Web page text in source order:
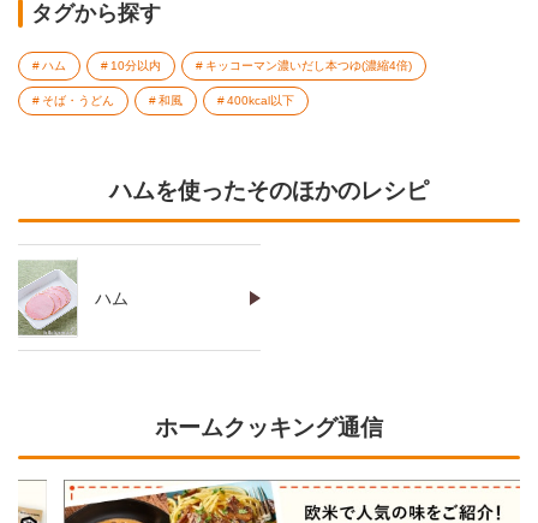
タグから探す
ハム 10分以内 キッコーマン濃いだし本つゆ(濃縮4倍)
そば・うどん 和風 400kcal以下
ハムを使ったそのほかのレシピ
ハム
ホームクッキング通信